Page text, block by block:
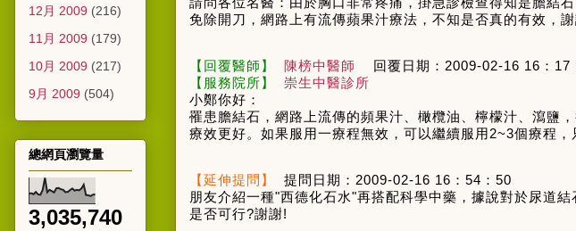
免除開刀，網路上有流傳蘋果汁療法，不知是否真的有效，
【回覆醫師】 陳榜中醫師 回覆日期： 2009-02-16 16 ： 17
【服務院所】
崇生中醫診所
小鄭你好：
罹患膽結石，網路上流傳的頻果汁、橄欖油、檸檬汁、瀉鹽
療效更好。如果服用一療程無效，可以繼續服用2~3個療程，
【延伸提問】 提問日期： 2009-02-16 16 ： 54 ： 50
朋友介紹一種"西德化石水"再搭配科學中藥，據說對於尿道
是否可行?謝謝!
12月 2009 (216)
11月 2009 (179)
10月 2009 (217)
9月 2009 (504)
總網頁瀏覽量
3,035,740